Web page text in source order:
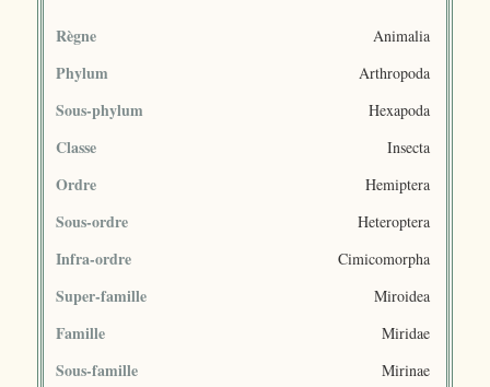
Règne Animalia
Phylum Arthropoda
Sous-phylum Hexapoda
Classe Insecta
Ordre Hemiptera
Sous-ordre Heteroptera
Infra-ordre Cimicomorpha
Super-famille Miroidea
Famille Miridae
Sous-famille Mirinae